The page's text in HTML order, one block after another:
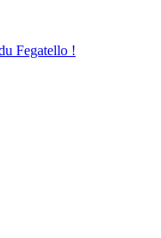
Fegatello !